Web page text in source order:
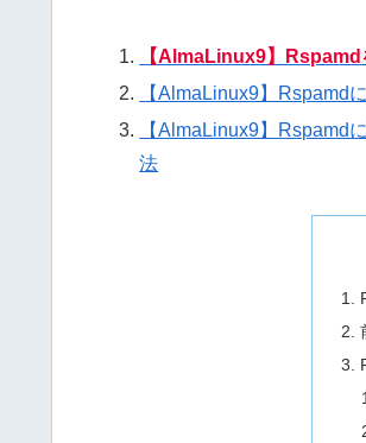
【AlmaLinux9】
【AlmaLinux9】Rspamd
【AlmaLinux9】Rspamd
法